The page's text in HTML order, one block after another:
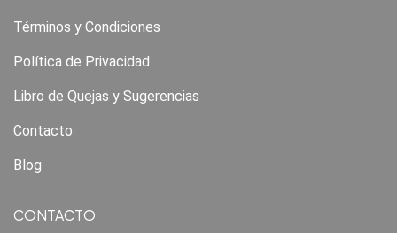
Términos y Condiciones
Política de Privacidad
Libro de Quejas y Sugerencias
Contacto
Blog
CONTACTO